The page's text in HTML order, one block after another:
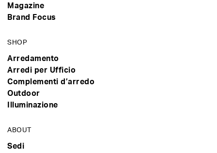
Magazine
Brand Focus
SHOP
Arredamento
Arredi per Ufficio
Complementi d’arredo
Outdoor
Illuminazione
ABOUT
Sedi